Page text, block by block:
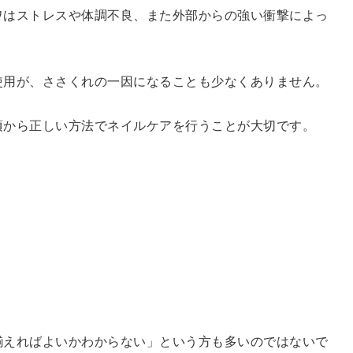
ストレスや体調不良、また外部からの強い衝撃によっ
が、ささくれの一因になることも少なくありません。
ら正しい方法でネイルケアを行うことが大切です。
ればよいかわからない」という方も多いのではないで